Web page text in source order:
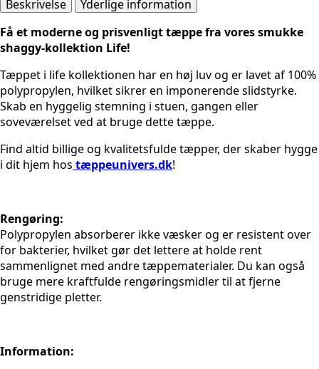
Beskrivelse
Yderlige information
Få et moderne og prisvenligt tæppe fra vores smukke
shaggy-kollektion Life!
Tæppet i life kollektionen har en høj luv og er lavet af 100%
polypropylen, hvilket sikrer en imponerende slidstyrke.
Skab en hyggelig stemning i stuen, gangen eller
soveværelset ved at bruge dette tæppe.
Find altid billige og kvalitetsfulde tæpper, der skaber hygge
i dit hjem hos tæppeunivers.dk!
Rengøring:
Polypropylen absorberer ikke væsker og er resistent over
for bakterier, hvilket gør det lettere at holde rent
sammenlignet med andre tæppematerialer. Du kan også
bruge mere kraftfulde rengøringsmidler til at fjerne
genstridige pletter.
Information: